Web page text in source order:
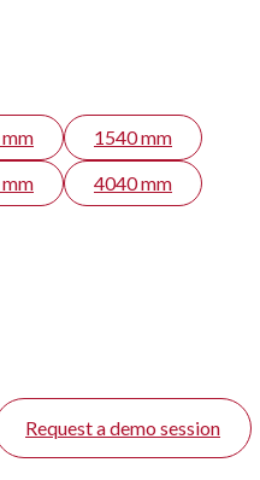
1540 mm
4040 mm
Request a demo session